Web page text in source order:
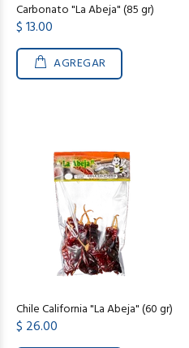
Carbonato "La Abeja" (85 gr)
$ 13.00
AGREGAR
Chile California "La Abeja" (60 gr)
$ 26.00